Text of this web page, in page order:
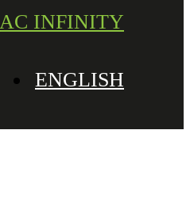
AC INFINITY
ENGLISH